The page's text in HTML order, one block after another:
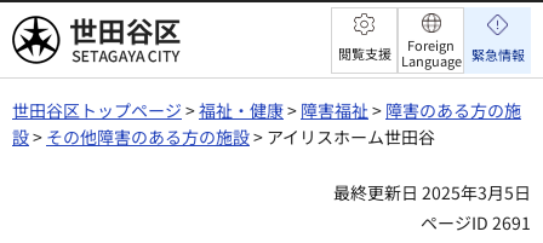
世田谷区 閲覧支援
Foreign
Language 緊急情報
世田谷区トップページ >福祉・健康> 障害福祉 > 障害のある方の施
設> その他障害のある方の施設> アイリスホーム世田谷
最終更新日 2025年3月5日
ページID 2691